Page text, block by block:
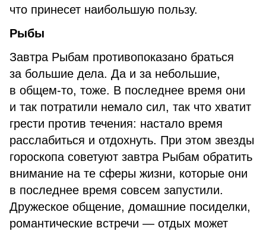
что принесет наибольшую пользу.
Рыбы
Завтра Рыбам противопоказано браться
за большие дела. Да и за небольшие,
в общем-то, тоже. В последнее время они
и так потратили немало сил, так что хватит
грести против течения: настало время
расслабиться и отдохнуть. При этом звезды
гороскопа советуют завтра Рыбам обратить
внимание на те сферы жизни, которые они
в последнее время совсем запустили.
Дружеское общение, домашние посиделки,
романтические встречи — отдых может